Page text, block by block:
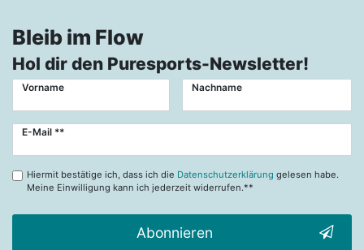
Bleib im Flow
Hol dir den Puresports-Newsletter!
Vorname Nachname
E-Mail **
Newsletter
Hiermit bestätige ich, dass ich die Datenschutzerklärung gelesen habe.
Meine Einwilligung kann ich jederzeit widerrufen.**
Abonnieren